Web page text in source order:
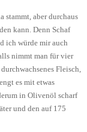
stammt, aber durchaus
kann. Denn Schaf
ich würde mir auch
nimmt man für vier
Fleisch,
es mit etwas
in Olivenöl scharf
und den auf 175